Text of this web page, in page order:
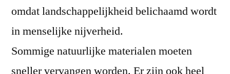
omdat landschappelijkheid belichaamd wordt
in menselijke nijverheid.
Sommige natuurlijke materialen moeten
sneller vervangen worden. Er zijn ook heel